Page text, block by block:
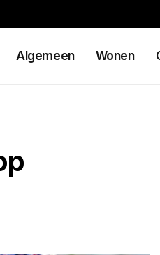
Algemeen Wonen